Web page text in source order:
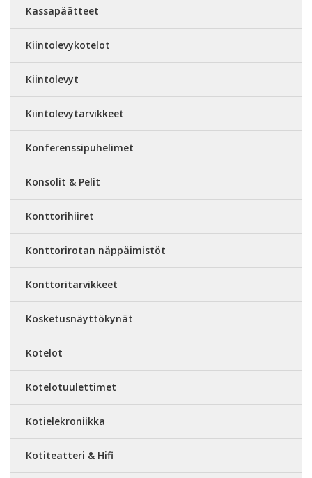
Kassapäätteet
Kiintolevykotelot
Kiintolevyt
Kiintolevytarvikkeet
Konferenssipuhelimet
Konsolit & Pelit
Konttorihiiret
Konttorirotan näppäimistöt
Konttoritarvikkeet
Kosketusnäyttökynät
Kotelot
Kotelotuulettimet
Kotielekroniikka
Kotiteatteri & Hifi